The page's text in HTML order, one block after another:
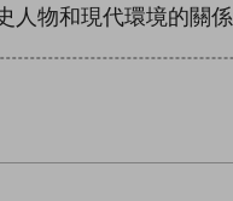
人物和現代環境的關係